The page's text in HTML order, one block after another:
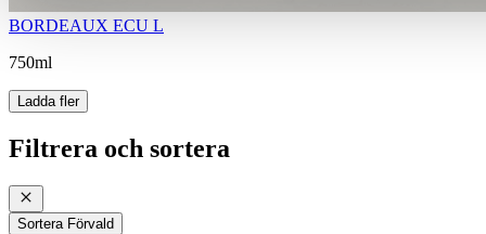
BORDEAUX ECU L
750ml
Ladda fler
Filtrera och sortera
Sortera Förvald